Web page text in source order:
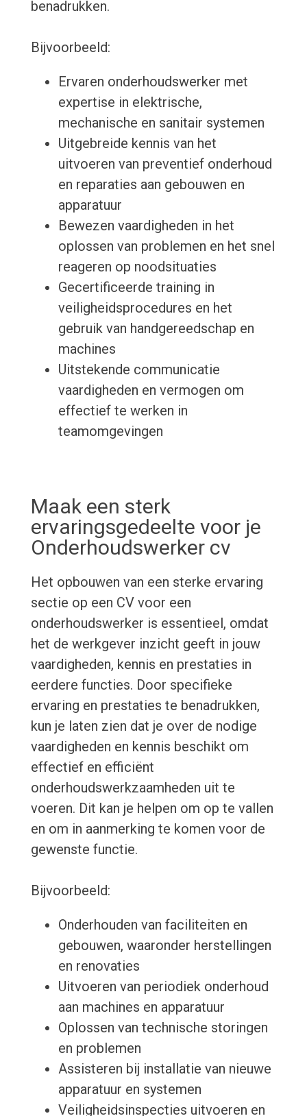
benadrukken.
Bijvoorbeeld:
Ervaren onderhoudswerker met
expertise in elektrische,
mechanische en sanitair systemen
Uitgebreide kennis van het
uitvoeren van preventief onderhoud
en reparaties aan gebouwen en
apparatuur
Bewezen vaardigheden in het
oplossen van problemen en het snel
reageren op noodsituaties
Gecertificeerde training in
veiligheidsprocedures en het
gebruik van handgereedschap en
machines
Uitstekende communicatie
vaardigheden en vermogen om
effectief te werken in
teamomgevingen
Maak een sterk
ervaringsgedeelte voor je
Onderhoudswerker cv
Het opbouwen van een sterke ervaring
sectie op een CV voor een
onderhoudswerker is essentieel, omdat
het de werkgever inzicht geeft in jouw
vaardigheden, kennis en prestaties in
eerdere functies. Door specifieke
ervaring en prestaties te benadrukken,
kun je laten zien dat je over de nodige
vaardigheden en kennis beschikt om
effectief en efficiënt
onderhoudswerkzaamheden uit te
voeren. Dit kan je helpen om op te vallen
en om in aanmerking te komen voor de
gewenste functie.
Bijvoorbeeld:
Onderhouden van faciliteiten en
gebouwen, waaronder herstellingen
en renovaties
Uitvoeren van periodiek onderhoud
aan machines en apparatuur
Oplossen van technische storingen
en problemen
Assisteren bij installatie van nieuwe
apparatuur en systemen
Veiligheidsinspecties uitvoeren en